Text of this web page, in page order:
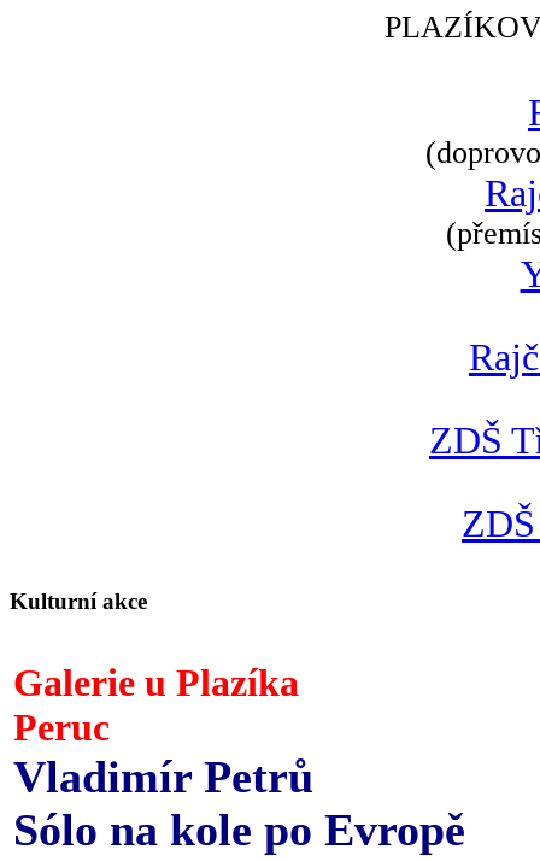
ZDŠ
Kulturní akce
Galerie u Plazíka
Peruc
Vladimír Petrů
Sólo na kole po Evropě